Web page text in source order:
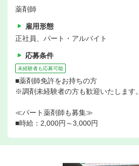
薬剤師
雇用形態
正社員、パート・アルバイト
応募条件
未経験者も応募可能
■薬剤師免許をお持ちの方
※調剤未経験者の方も歓迎いたします。
≪パート薬剤師も募集≫
■時給：2,000円～3,000円